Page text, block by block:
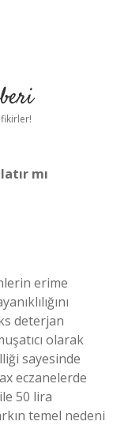
mı
erime
deterjan
olarak
sayesinde
eczanelerde
50 lira
temel nedeni